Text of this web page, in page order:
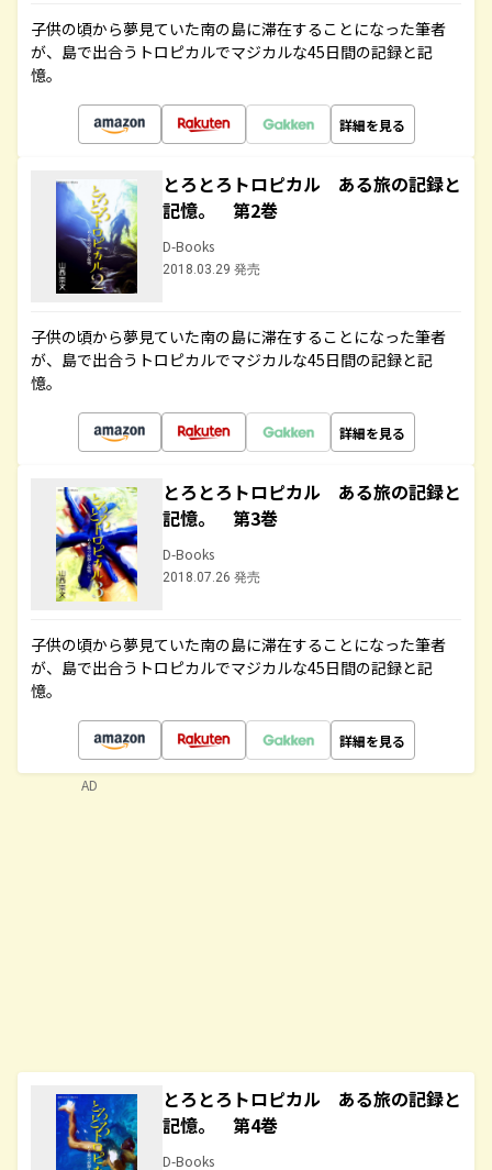
子供の頃から夢見ていた南の島に滞在することになった筆者
が、島で出合うトロピカルでマジカルな45日間の記録と記
憶。
詳細を見る
とろとろトロピカル ある旅の記録と
記憶。 第2巻
D-Books
2018.03.29 発売
子供の頃から夢見ていた南の島に滞在することになった筆者
が、島で出合うトロピカルでマジカルな45日間の記録と記
憶。
詳細を見る
とろとろトロピカル ある旅の記録と
記憶。 第3巻
D-Books
2018.07.26 発売
子供の頃から夢見ていた南の島に滞在することになった筆者
が、島で出合うトロピカルでマジカルな45日間の記録と記
憶。
詳細を見る
とろとろトロピカル ある旅の記録と
記憶。 第4巻
D-Books
AD